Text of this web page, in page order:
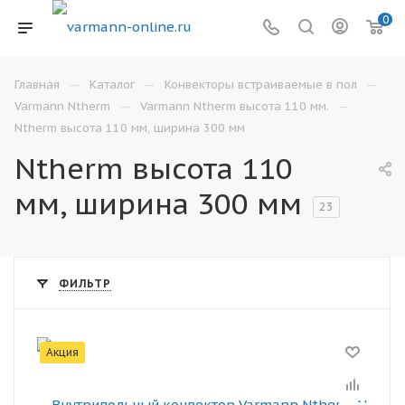
0
Главная — Каталог — Конвекторы встраиваемые в пол —
Varmann Ntherm — Varmann Ntherm высота 110 мм. —
Ntherm высота 110 мм, ширина 300 мм
Ntherm высота 110
мм, ширина 300 мм
23
ФИЛЬТР
Акция